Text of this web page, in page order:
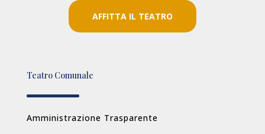
AFFITTA IL TEATRO
Teatro Comunale
Amministrazione Trasparente